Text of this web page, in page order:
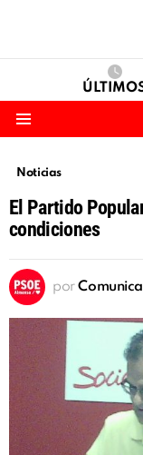
Noticias
El Partido
condiciones
por